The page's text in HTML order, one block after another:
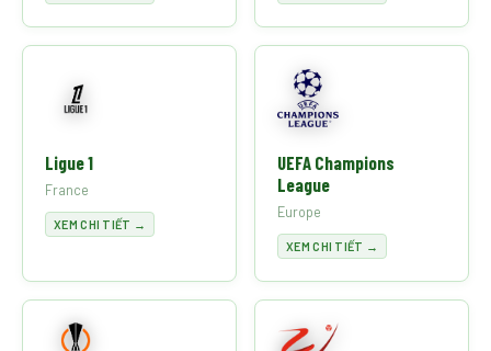
Ligue 1
France
XEM CHI TIẾT →
UEFA Champions
League
Europe
XEM CHI TIẾT →